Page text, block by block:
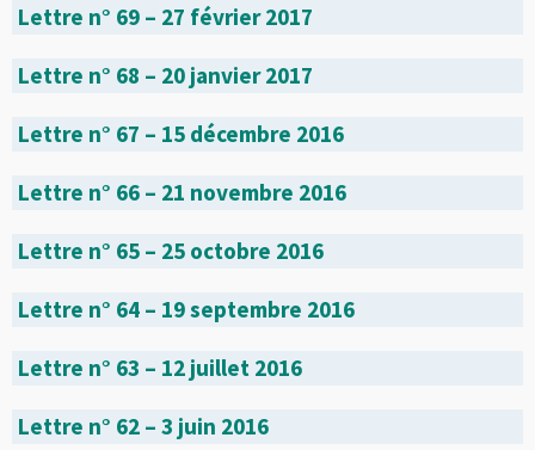
Lettre n° 69 – 27 février 2017
Lettre n° 68 – 20 janvier 2017
Lettre n° 67 – 15 décembre 2016
Lettre n° 66 – 21 novembre 2016
Lettre n° 65 – 25 octobre 2016
Lettre n° 64 – 19 septembre 2016
Lettre n° 63 – 12 juillet 2016
Lettre n° 62 – 3 juin 2016